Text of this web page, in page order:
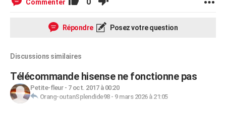
Commenter
Répondre Posez votre question
Discussions similaires
Télécommande hisense ne fonctionne pas
Petite-fleur- 7 oct. 2017 à 00:20
Orang-outanSplendide98- 9 mars 2026 à 21:05